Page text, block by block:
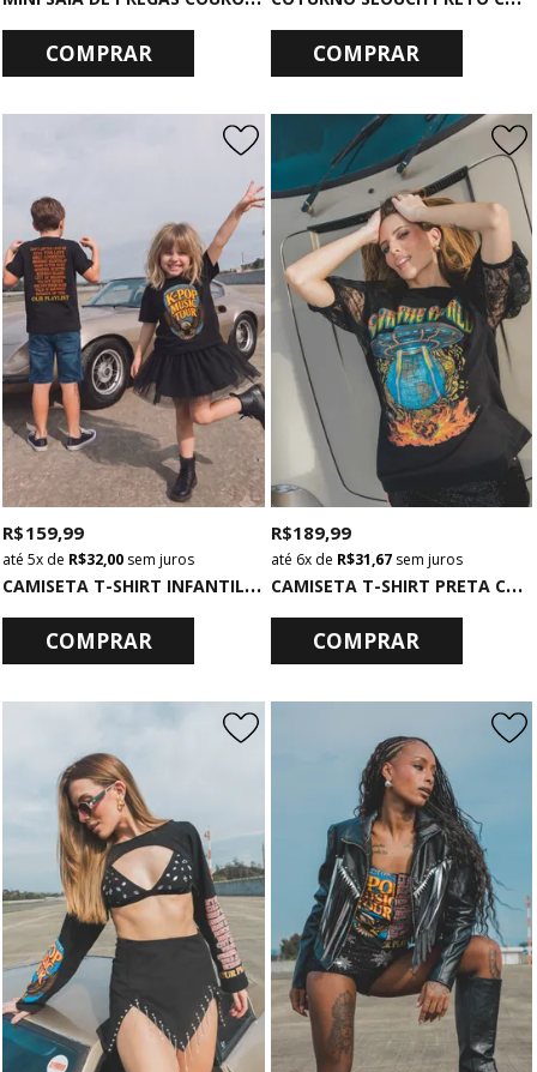
COMPRAR COMPRAR
C
AMISETA T-SHIRT INFANTIL PRETA K-POP
R$ 159,99
5x de R$ 32,00 sem juros
COMPRAR
C
AMISETA T-SHIRT PRETA COM MANGA DE RENDA WORLD
R$ 189,99
6xde R$ 31,67sem juros
COMPRAR